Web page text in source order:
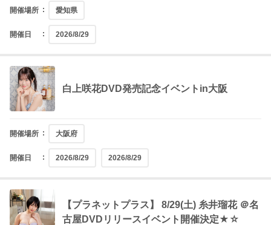
開催場所 愛知県
開催日 2026/8/29
白上咲花DVD発売記念イベントin大阪
開催場所 大阪府
開催日 2026/8/29 2026/8/29
【プラネットプラス】 8/29(土) 糸井瑠花 ＠名
古屋DVDリリースイベント開催決定★☆